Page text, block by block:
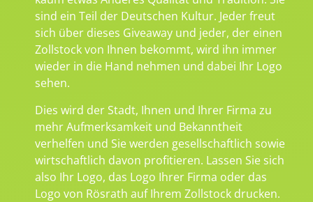
sind ein Teil der Deutschen Kultur. Jeder freut
sich über dieses Giveaway und jeder, der einen
Zollstock von Ihnen bekommt, wird ihn immer
wieder in die Hand nehmen und dabei Ihr Logo
sehen.
Dies wird der Stadt, Ihnen und Ihrer Firma zu
mehr Aufmerksamkeit und Bekanntheit
verhelfen und Sie werden gesellschaftlich sowie
wirtschaftlich davon profitieren. Lassen Sie sich
also Ihr Logo, das Logo Ihrer Firma oder das
Logo von Rösrath auf Ihrem Zollstock drucken.